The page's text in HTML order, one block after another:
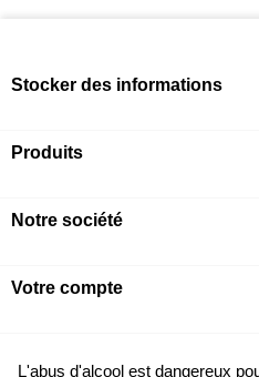
Stocker des informations
Produits
Notre société
Votre compte
L'abus d'alcool est dangereux